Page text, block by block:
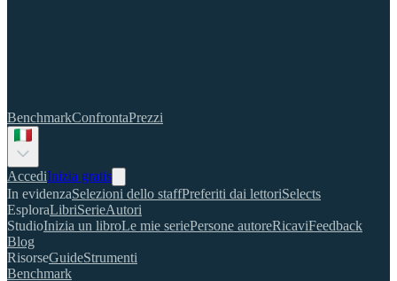
BenchmarkConfrontaPrezzi
AccediInizia gratis
In evidenzaSelezioni dello staffPreferiti dai lettoriSelects
EsploraLibriSerieAutori
StudioInizia un libroLe mie seriePersone autoreRicaviFeedback
Blog
RisorseGuideStrumenti
Benchmark